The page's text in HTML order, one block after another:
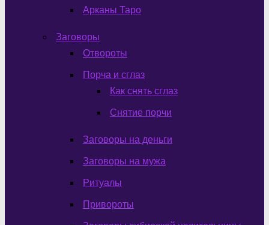
Арканы Таро
Заговоры
Отвороты
Порча и сглаз
Как снять сглаз
Снятие порчи
Заговоры на деньги
Заговоры на мужа
Ритуалы
Привороты